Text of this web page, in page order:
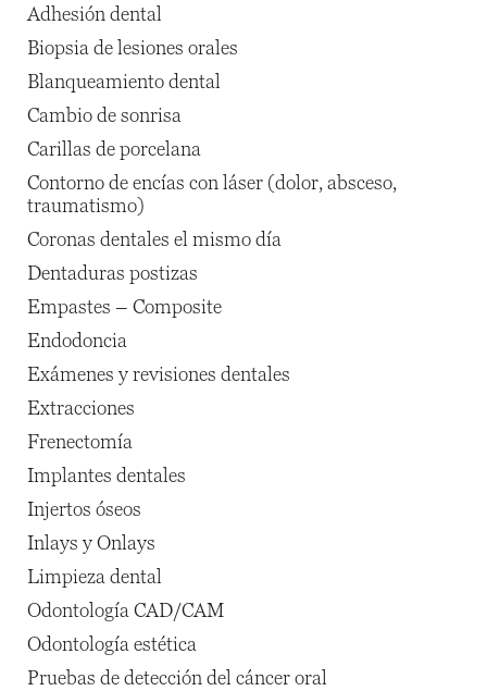
Adhesión dental
Biopsia de lesiones orales
Blanqueamiento dental
Cambio de sonrisa
Carillas de porcelana
Contorno de encías con láser (dolor, absceso,
traumatismo)
Coronas dentales el mismo día
Dentaduras postizas
Empastes – Composite
Endodoncia
Exámenes y revisiones dentales
Extracciones
Frenectomía
Implantes dentales
Injertos óseos
Inlays y Onlays
Limpieza dental
Odontología CAD/CAM
Odontología estética
Pruebas de detección del cáncer oral